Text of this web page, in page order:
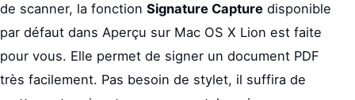
de scanner, la fonction Signature Capture disponible
par défaut dans Aperçu sur Mac OS X Lion est faite
pour vous. Elle permet de signer un document PDF
très facilement. Pas besoin de stylet, il suffira de